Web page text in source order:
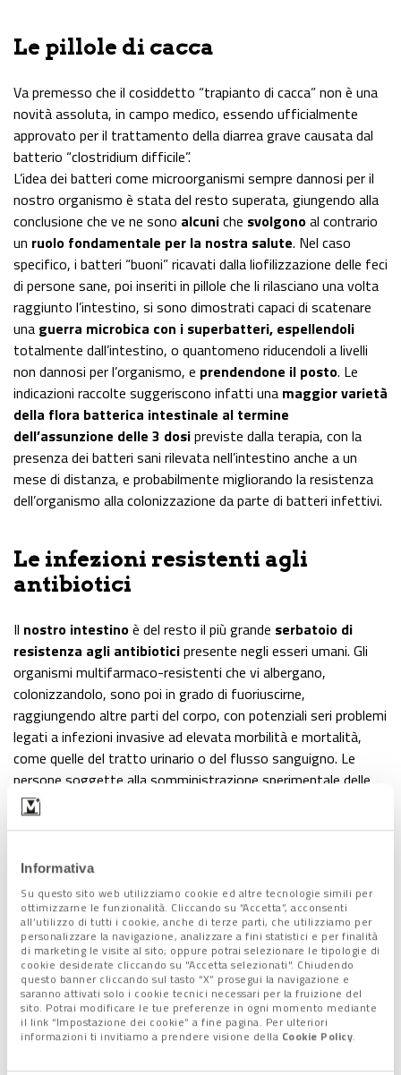
Informativa
Su questo sito web utilizziamo cookie ed altre tecnologie simili per
ottimizzarne le funzionalità. Cliccando su “Accetta”, acconsenti
all’utilizzo di tutti i cookie, anche di terze parti, che utilizziamo per
personalizzare la navigazione, analizzare a fini statistici e per finalità
di marketing le visite al sito; oppure potrai selezionare le tipologie di
cookie desiderate cliccando su "Accetta selezionati". Chiudendo
questo banner cliccando sul tasto “X” prosegui la navigazione e
saranno attivati solo i cookie tecnici necessari per la fruizione del
sito. Potrai modificare le tue preferenze in ogni momento mediante
il link “Impostazione dei cookie” a fine pagina. Per ulteriori
informazioni ti invitiamo a prendere visione della Cookie Policy.
Le pillole di cacca
Va premesso che il cosiddetto “trapianto di cacca” non è una
novità assoluta, in campo medico, essendo ufficialmente
approvato per il trattamento della diarrea grave causata dal
batterio “clostridium difficile”.
L’idea dei batteri come microorganismi sempre dannosi per il
nostro organismo è stata del resto superata, giungendo alla
conclusione che ve ne sono alcuniche svolgonoal contrario
un ruolo fondamentale per la nostra salute. Nel caso
specifico, i batteri “buoni” ricavati dalla liofilizzazione delle feci
di persone sane, poi inseriti in pillole che li rilasciano una volta
raggiunto l’intestino, si sono dimostrati capaci di scatenare
una guerra microbica con i superbatteri, espellendoli
totalmente dall’intestino, o quantomeno riducendoli a livelli
non dannosi per l’organismo, e prendendone il posto. Le
indicazioni raccolte suggeriscono infatti una maggior varietà
della flora batterica intestinale al termine
dell’assunzione delle 3 dosipreviste dalla terapia, con la
presenza dei batteri sani rilevata nell’intestino anche a un
mese di distanza, e probabilmente migliorando la resistenza
dell’organismo alla colonizzazione da parte di batteri infettivi.
Le infezioni resistenti agli
antibiotici
Il nostro intestinoè del resto il più grande serbatoio di
resistenza agli antibioticipresente negli esseri umani. Gli
organismi multifarmaco-resistenti che vi albergano,
colonizzandolo, sono poi in grado di fuoriuscirne,
raggiungendo altre parti del corpo, con potenziali seri problemi
legati a infezioni invasive ad elevata morbilità e mortalità,
come quelle del tratto urinario o del flusso sanguigno. Le
persone soggette alla somministrazione sperimentale delle
pillole presentavano alcune infezioni resistenti agli antibiotici
provocate da questi batteri: un problema per il quale,
decolonizzazione del tratto gastrointestinale
questo che, come ha evidenziato uno studio pubblicato lo
scorso anno su “Lancet”, laresistenza agli antibiotici ha
causato almeno un milione di vittime ogni anno dal 1990
E i tassi crescenti di infezioni resistenti ai farmaci (sono
aumentati di circa l’8% tra il 1990 e il 2021 e potrebbero
ancora aumentare del 70% nei prossimi decenni) rischiano di
tradursi in oltre 39 milioni di vittime di qui al 2050: circa 3 al
minuto. Ecco perché si punta sul trapianto di microbiota